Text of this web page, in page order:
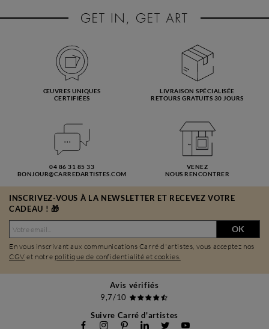
ŒUVRES UNIQUES
CERTIFIÉES
LIVRAISON SPÉCIALISÉE
RETOURS GRATUITS 30 JOURS
04 86 31 85 33
BONJOUR@CARREDARTISTES.COM
VENEZ
NOUS RENCONTRER
INSCRIVEZ-VOUS À LA NEWSLETTER ET RECEVEZ VOTRE
CADEAU ! 🎁
OK
En vous inscrivant aux communications Carré d'artistes, vous acceptez nos
CGV et notre politique de confidentialité et cookies.
Avis vérifiés
9,7/10
Suivre Carré d'artistes